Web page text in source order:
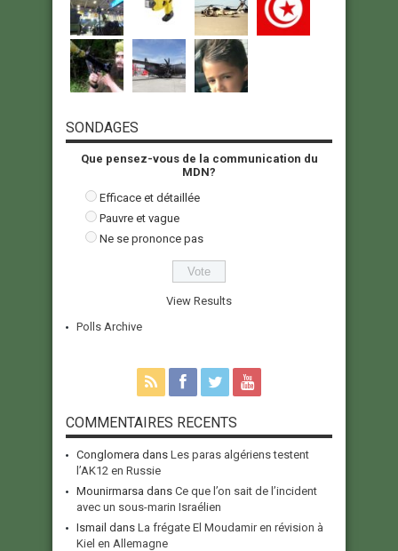
SONDAGES
Que pensez-vous de la communication du
MDN?
Efficace et détaillée
Pauvre et vague
Ne se prononce pas
View Results
Polls Archive
COMMENTAIRES RECENTS
Conglomera dans Les paras algériens testent
l’AK12 en Russie
Mounirmarsa dans Ce que l’on sait de l’incident
avec un sous-marin Israélien
Ismail dans La frégate El Moudamir en révision à
Kiel en Allemagne